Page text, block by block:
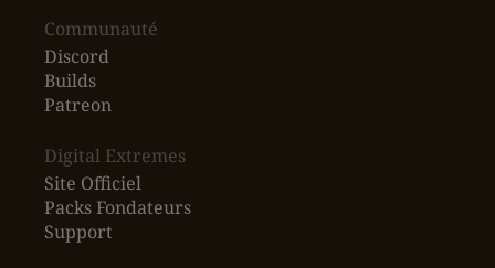
‎Communauté
Discord
Builds
Patreon
Digital Extremes
Site Officiel
Packs Fondateurs
Support